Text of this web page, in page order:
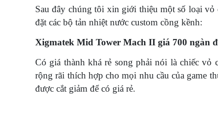
Sau đây chúng tôi xin giới thiệu một số loại vỏ
đặt các bộ tản nhiệt nước custom cồng kềnh:
Xigmatek Mid Tower Mach II giá 700 ngàn
Có giá thành khá rẻ song phải nói là chiếc vỏ
rộng rãi thích hợp cho mọi nhu cầu của game
được cắt giảm để có giá rẻ.